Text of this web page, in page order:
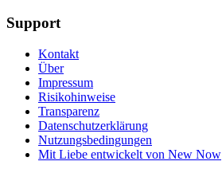
Support
Kontakt
Über
Impressum
Risikohinweise
Transparenz
Datenschutzerklärung
Nutzungsbedingungen
Mit Liebe entwickelt von New Now